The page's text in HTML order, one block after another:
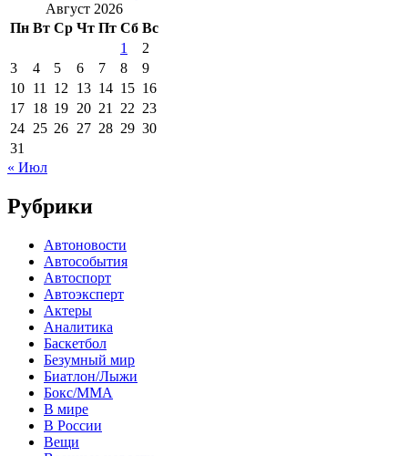
Август 2026
Пн Вт Ср Чт Пт Сб Вс
1
2
3
4 5 6 7 8
9
10 11 12 13 14 15 16
17 18 19 20 21 22 23
24 25 26 27 28 29 30
31
« Июл
Рубрики
Автоновости
Автособытия
Автоспорт
Автоэксперт
Актеры
Аналитика
Баскетбол
Безумный мир
Биатлон/Лыжи
Бокс/MMA
В мире
В России
Вещи